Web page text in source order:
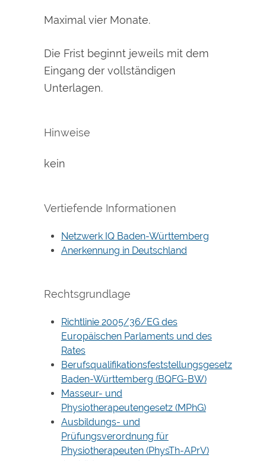
Maximal vier Monate.
Die Frist beginnt jeweils mit dem
Eingang der vollständigen
Unterlagen.
Hinweise
kein
Vertiefende Informationen
Netzwerk IQ Baden-Württemberg
Anerkennung in Deutschland
Rechtsgrundlage
Richtlinie 2005/36/EG des
Europäischen Parlaments und des
Rates
Berufsqualifikationsfeststellungsgesetz
Baden-Württemberg (BQFG-BW)
Masseur- und
Physiotherapeutengesetz (MPhG)
Ausbildungs- und
Prüfungsverordnung für
Physiotherapeuten (PhysTh-APrV)